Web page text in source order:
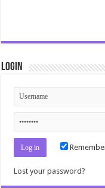
Login
Lost your password?